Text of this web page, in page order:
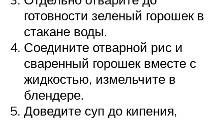
готовности зеленый горошек в
стакане воды.
Соедините отварной рис и
сваренный горошек вместе с
жидкостью, измельчите в
блендере.
Доведите суп до кипения,